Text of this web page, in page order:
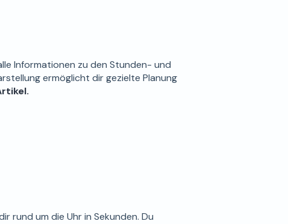
Informationen zu den Stunden- und
ermöglicht dir gezielte Planung
rund um die Uhr in Sekunden. Du